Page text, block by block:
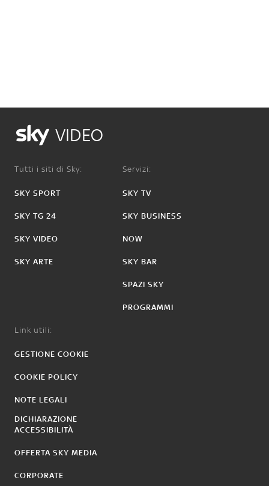
VIDEO
Tutti i siti di Sky:
SKY SPORT
SKY TG 24
SKY VIDEO
SKY ARTE
Servizi:
SKY TV
SKY BUSINESS
NOW
SKY BAR
SPAZI SKY
PROGRAMMI
Link utili:
GESTIONE COOKIE
COOKIE POLICY
NOTE LEGALI
DICHIARAZIONE
ACCESSIBILITÀ
OFFERTA SKY MEDIA
CORPORATE